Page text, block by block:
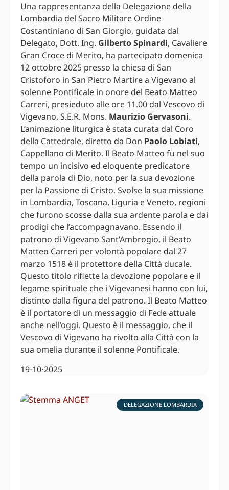
Una rappresentanza della Delegazione della
Lombardia del Sacro Militare Ordine
Costantiniano di San Giorgio, guidata dal
Delegato, Dott. Ing. Gilberto Spinardi, Cavaliere
Gran Croce di Merito, ha partecipato domenica
12 ottobre 2025 presso la chiesa di San
Cristoforo in San Pietro Martire a Vigevano al
solenne Pontificale in onore del Beato Matteo
Carreri, presieduto alle ore 11.00 dal Vescovo di
Vigevano, S.E.R. Mons. Maurizio Gervasoni.
L’animazione liturgica è stata curata dal Coro
della Cattedrale, diretto da Don Paolo Lobiati,
Cappellano di Merito. Il Beato Matteo fu nel suo
tempo un incisivo ed eloquente predicatore
della parola di Dio, noto per la sua devozione
per la Passione di Cristo. Svolse la sua missione
in Lombardia, Toscana, Liguria e Veneto, regioni
che furono scosse dalla sua ardente parola e dai
prodigi che l’accompagnavano. Essendo il
patrono di Vigevano Sant’Ambrogio, il Beato
Matteo Carreri per volontà popolare dal 27
marzo 1518 è il protettore della Città ducale.
Questo titolo riflette la devozione popolare e il
legame spirituale che i Vigevanesi hanno con lui,
distinto dalla figura del patrono. Il Beato Matteo
è il portatore di un messaggio di Fede attuale
anche nell’oggi. Questo è il messaggio, che il
Vescovo di Vigevano ha rivolto alla Città con la
sua omelia durante il solenne Pontificale.
19⋅10⋅2025
DELEGAZIONE LOMBARDIA